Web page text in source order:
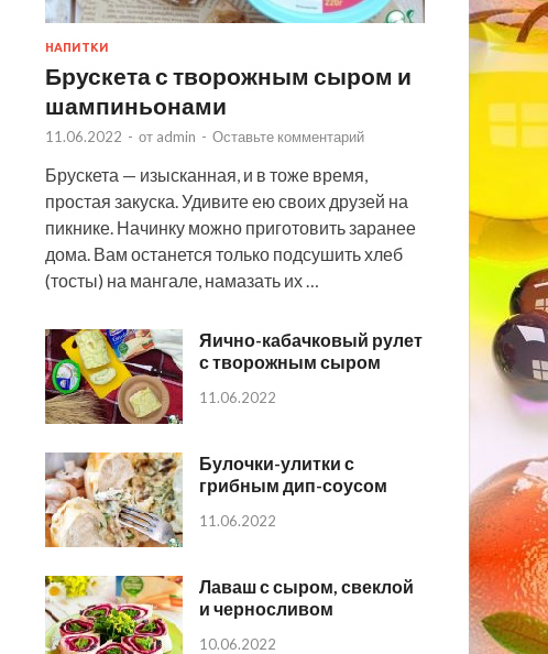
НАПИТКИ
Брускета с творожным сыром и
шампиньонами
11.06.2022 - от admin - Оставьте комментарий
Брускета — изысканная, и в тоже время,
простая закуска. Удивите ею своих друзей на
пикнике. Начинку можно приготовить заранее
дома. Вам останется только подсушить хлеб
(тосты) на мангале, намазать их …
Яично-кабачковый рулет
с творожным сыром
11.06.2022
Булочки-улитки с
грибным дип-соусом
11.06.2022
Лаваш с сыром, свеклой
и черносливом
10.06.2022